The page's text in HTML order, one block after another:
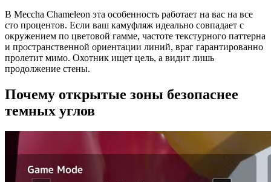
В Meccha Chameleon эта особенность работает на вас на все
сто процентов. Если ваш камуфляж идеально совпадает с
окружением по цветовой гамме, частоте текстурного паттерна
и пространственной ориентации линий, враг гарантированно
пролетит мимо. Охотник ищет цель, а видит лишь
продолжение стены.
Почему открытые зоны безопаснее
темных углов